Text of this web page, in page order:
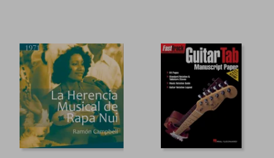
55%
dcto.
$ 124.842 55%
dcto.